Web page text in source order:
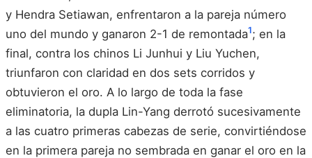
y Hendra Setiawan, enfrentaron a la pareja número
uno del mundo y ganaron 2-1 de remontada1; en la
final, contra los chinos Li Junhui y Liu Yuchen,
triunfaron con claridad en dos sets corridos y
obtuvieron el oro. A lo largo de toda la fase
eliminatoria, la dupla Lin-Yang derrotó sucesivamente
a las cuatro primeras cabezas de serie, convirtiéndose
en la primera pareja no sembrada en ganar el oro en la